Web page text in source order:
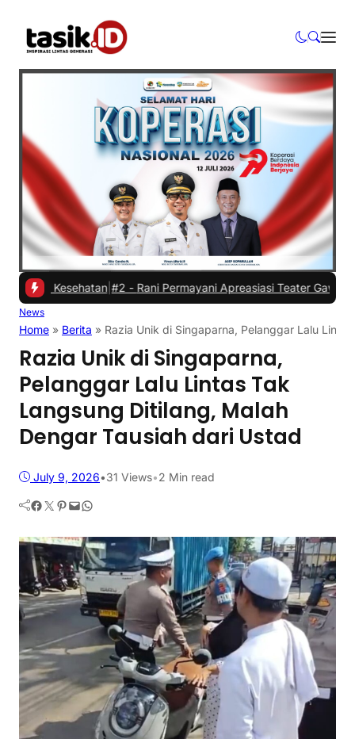
Kesehatan|#2 -Rani Permayani Apreasiasi Teater Gawe SMKN
News
Home » Berita » Razia Unik di Singaparna, Pelanggar Lalu
Razia Unik di Singaparna,
Pelanggar Lalu Lintas Tak
Langsung Ditilang, Malah
Dengar Tausiah dari Ustad
July 9, 2026•31 Views•2 Min read
Facebook Twitter Pinterest Mail WhatsApp